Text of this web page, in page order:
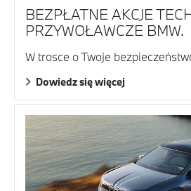
BEZPŁATNE AKCJE
PRZYWOŁAWCZE BMW.
W trosce o Twoje
Dowiedz się więcej